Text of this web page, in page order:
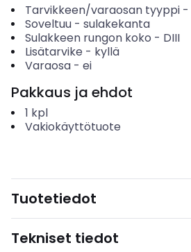
Tarvikkeen/varaosan tyyppi-
Soveltuu- sulakekanta
Sulakkeen rungon koko - DIII
Lisätarvike - kyllä
Varaosa- ei
Pakkaus ja ehdot
1 kpl
Vakiokäyttötuote
Tuotetiedot
Tekniset tiedot